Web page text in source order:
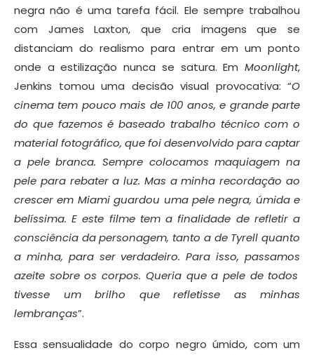
negra não é uma tarefa fácil. Ele sempre trabalhou
com James Laxton, que cria imagens que se
distanciam do realismo para entrar em um ponto
onde a estilização nunca se satura. Em Moonlight,
Jenkins tomou uma decisão visual provocativa: “O
cinema tem pouco mais de 100 anos, e grande parte
do que fazemos é baseado trabalho técnico com o
material fotográfico, que foi desenvolvido para captar
a pele branca. Sempre colocamos maquiagem na
pele para rebater a luz. Mas a minha recordação ao
crescer em Miami guardou uma pele negra, úmida e
belíssima. E este filme tem a finalidade de refletir a
consciência da personagem, tanto a de Tyrell quanto
a minha, para ser verdadeiro. Para isso, passamos
azeite sobreos corpos. Queria que a pele de todos
tivesse um brilho que refletisse as minhas
lembranças”.
Essa sensualidade do corpo negro úmido, com um